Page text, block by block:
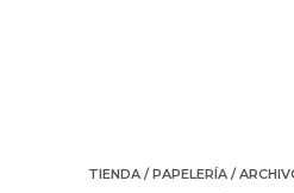
TIENDA /PAPELERÍA /